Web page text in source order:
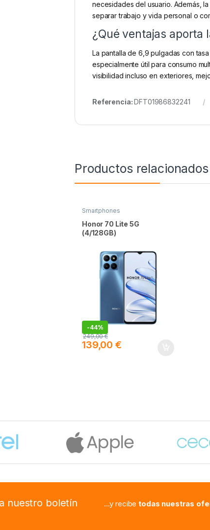
necesidades del usuario. Además,
separar trabajo y vida personal o
¿Qué ventajas aporta
La pantalla de 6,9 pulgadas con
especialmente útil para consumo
visibilidad incluso en exteriores,
Referencia:DFT01986832241
Productos relacionados
Smartphones
Honor 70 Lite 5G
(4/128GB)
-44%
139,00€
249,00€
nuestro boletín ...y recibetodas nuestras